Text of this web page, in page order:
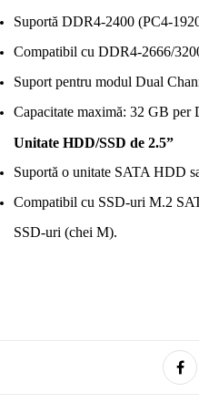
Suportă DDR4-2400 (PC4-
Compatibil cu DDR4-2666/
Suport pentru modul Dual
Capacitate maximă: 32 GB
Unitate HDD/SSD de 2.5”
Suportă o unitate SATA HDD
Compatibil cu SSD-uri M.2
SSD-uri (chei M).